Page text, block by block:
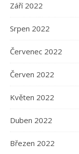
Září 2022
Srpen 2022
Červenec 2022
Červen 2022
Květen 2022
Duben 2022
Březen 2022